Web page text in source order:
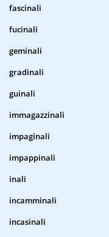
fascinali
fucinali
geminali
gradinali
guinali
immagazzinali
impaginali
impappinali
inali
incamminali
incasinali